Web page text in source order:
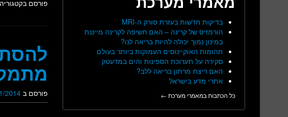
פורסם בקטגוריה
פורסם ב2014
בדיקות חדשות בעזרת סורק ה-MRI
הורמזיס של קרינה – האם חשיפה לקרינה מייננת
במינון נמוך יכולה להיות בריאה לנו?
תהומות האוקיינוסים העמוקות ביותר בעולם
סקירה על תערוכת הספינות והים במדעטק
האם ריצת מרתון בריאה ללב?
אתרי מדע בישראל
כל הכתבות במאמרי מערכת ←